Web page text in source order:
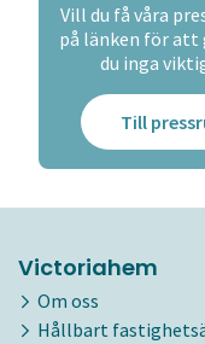
Vill du få våra
på länken för att
du inga
Till
Victoriahem
Om oss
Hållbart